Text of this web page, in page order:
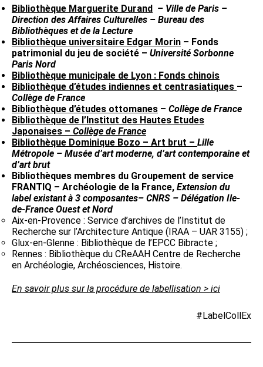
Bibliothèque Marguerite Durand – Ville de Paris –
Direction des Affaires Culturelles – Bureau des
Bibliothèques et de la Lecture
Bibliothèque universitaire Edgar Morin – Fonds
patrimonial du jeu de société – Université Sorbonne
Paris Nord
Bibliothèque municipale de Lyon : Fonds chinois
Bibliothèque d’études indiennes et centrasiatiques –
Collège de France
Bibliothèque d’études ottomanes – Collège de France
Bibliothèque de l’Institut des Hautes Etudes
Japonaises – Collège de France
Bibliothèque Dominique Bozo – Art brut – Lille
Métropole – Musée d’art moderne, d’art contemporaine et
d’art brut
Bibliothèques membres du Groupement de service
FRANTIQ – Archéologie de la France, Extension du
label existant à 3 composantes– CNRS – Délégation Ile-
de-France Ouest et Nord
Aix-en-Provence : Service d’archives de l’Institut de
Recherche sur l’Architecture Antique (IRAA – UAR 3155) ;
Glux-en-Glenne : Bibliothèque de l’EPCC Bibracte ;
Rennes : Bibliothèque du CReAAH Centre de Recherche
en Archéologie, Archéosciences, Histoire.
En savoir plus sur la procédure de labellisation > ici
#LabelCollEx